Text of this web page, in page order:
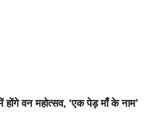
होंगे वन महोत्सव, ‘एक पेड़ माँ के नाम’